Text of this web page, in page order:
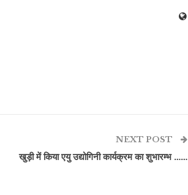
NEXT POST
खुड़ी में किया एयु उद्योगिनी कार्यक्रम का शुभारम्भ ……